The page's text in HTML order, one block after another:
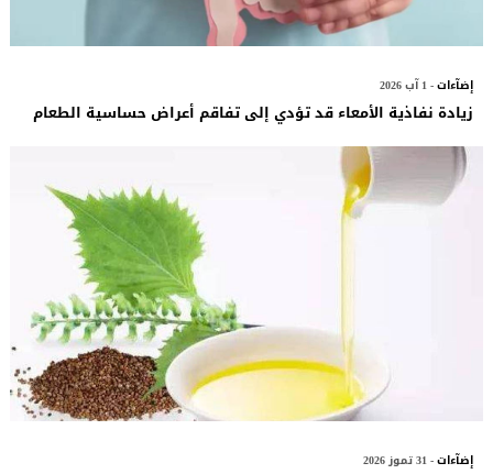
إضآءات- 1 آب 2026
زيادة نفاذية الأمعاء قد تؤدي إلى تفاقم أعراض حساسية الطعام
إضآءات- 31 تموز 2026